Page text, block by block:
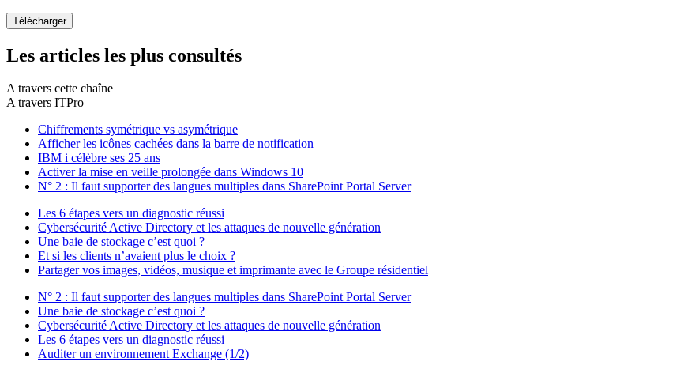
Les articles les plus consultés
A travers cette chaîne
A travers ITPro
Chiffrements symétrique vs asymétrique
Afficher les icônes cachées dans la barre de notification
IBM i célèbre ses 25 ans
Activer la mise en veille prolongée dans Windows 10
N° 2 : Il faut supporter des langues multiples dans SharePoint Portal Server
Les 6 étapes vers un diagnostic réussi
Cybersécurité Active Directory et les attaques de nouvelle génération
Une baie de stockage c’est quoi ?
Et si les clients n’avaient plus le choix ?
Partager vos images, vidéos, musique et imprimante avec le Groupe résidentiel
N° 2 : Il faut supporter des langues multiples dans SharePoint Portal Server
Une baie de stockage c’est quoi ?
Cybersécurité Active Directory et les attaques de nouvelle génération
Les 6 étapes vers un diagnostic réussi
Auditer un environnement Exchange (1/2)